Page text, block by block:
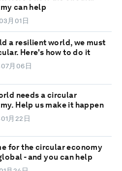
can help
月01日
a resilient world, we must
Here's how to do it
月06日
needs a circular
Help us make it happen
月22日
for the circular economy
- and you can help